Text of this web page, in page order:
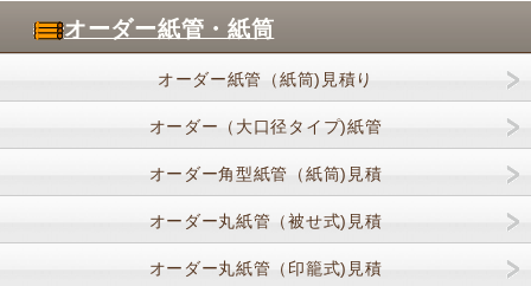
オーダー紙管・紙筒
オーダー紙管（紙筒)見積り
オーダー（大口径タイプ)紙管
オーダー角型紙管（紙筒)見積
オーダー丸紙管（被せ式)見積
オーダー丸紙管（印籠式)見積